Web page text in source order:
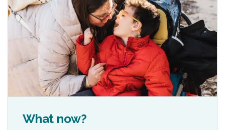
What now?